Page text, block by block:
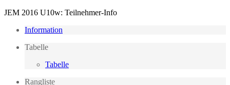
JEM 2016 U10w: Teilnehmer-Info
Information
Tabelle
Tabelle
Rangliste